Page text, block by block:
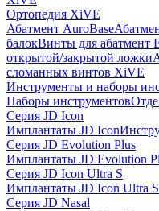
Ортопедия XiVE
Абатмент AuroBase
балокВинты для абатмент
открытой/закрытой ложки
сломанных винтов XiVE
Инструменты и наборы
Наборы инструментов
Серия JD Icon
Имплантаты JD Icon
Серия JD Evolution Plus
Имплантаты JD Evolution
Серия JD Icon Ultra S
Имплантаты JD Icon Ultra S
Серия JD Nasal